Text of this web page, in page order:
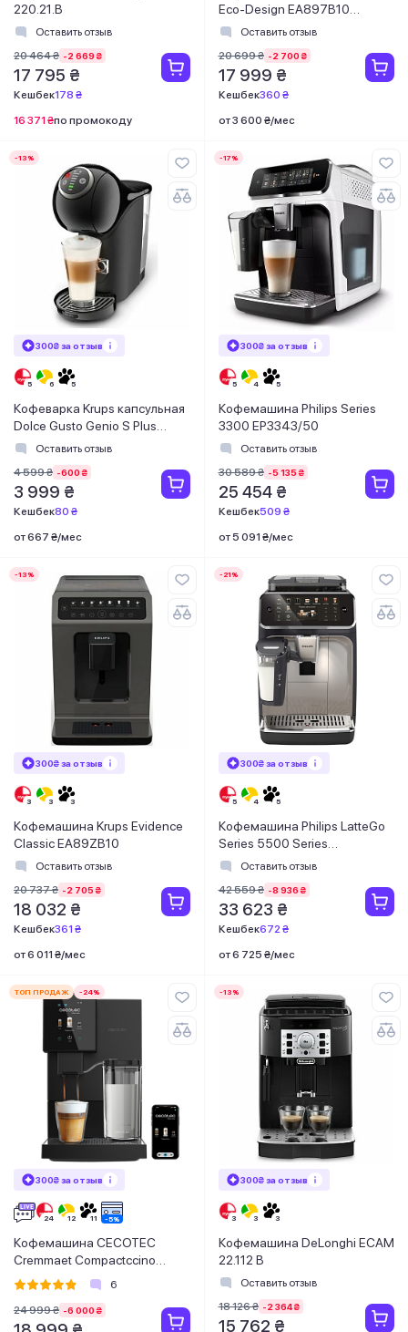
220.21.B
Оставить отзыв
20 464 ₴ -2 669 ₴
17 795 ₴
Кешбек178 ₴
16 371 ₴по промокоду
Eco-Design EA897B10
8010001021
Оставить отзыв
20 699 ₴ -2 700 ₴
17 999 ₴
Кешбек360 ₴
от 3 600 ₴/мес
-13%
300₴ за отзыв
Кофеварка Krups капсульная
Dolce Gusto Genio S Plus
KP340810
Оставить отзыв
4 599 ₴ -600 ₴
3 999 ₴
Кешбек80 ₴
от 667 ₴/мес
-17%
300₴ за отзыв
Кофемашина Philips Series
3300 EP3343/50
Оставить отзыв
30 589 ₴ -5 135 ₴
25 454 ₴
Кешбек509 ₴
от 5 091 ₴/мес
-13%
300₴ за отзыв
Кофемашина Krups Evidence
Classic EA89ZB10
Оставить отзыв
20 737 ₴ -2 705 ₴
18 032 ₴
Кешбек361 ₴
от 6 011 ₴/мес
-21%
300₴ за отзыв
Кофемашина Philips LatteGo
Series 5500 Series
EP5547/90
Оставить отзыв
42 559 ₴ -8 936 ₴
33 623 ₴
Кешбек672 ₴
от 6 725 ₴/мес
ТОП ПРОДАЖ -24%
300₴ за отзыв
Кофемашина CECOTEC
Cremmaet Compactccino
Connected
6
24 999 ₴ -6 000 ₴
-13%
300₴ за отзыв
Кофемашина DeLonghi ECAM
22.112 B
Оставить отзыв
18 126 ₴ -2 364 ₴
15 762 ₴